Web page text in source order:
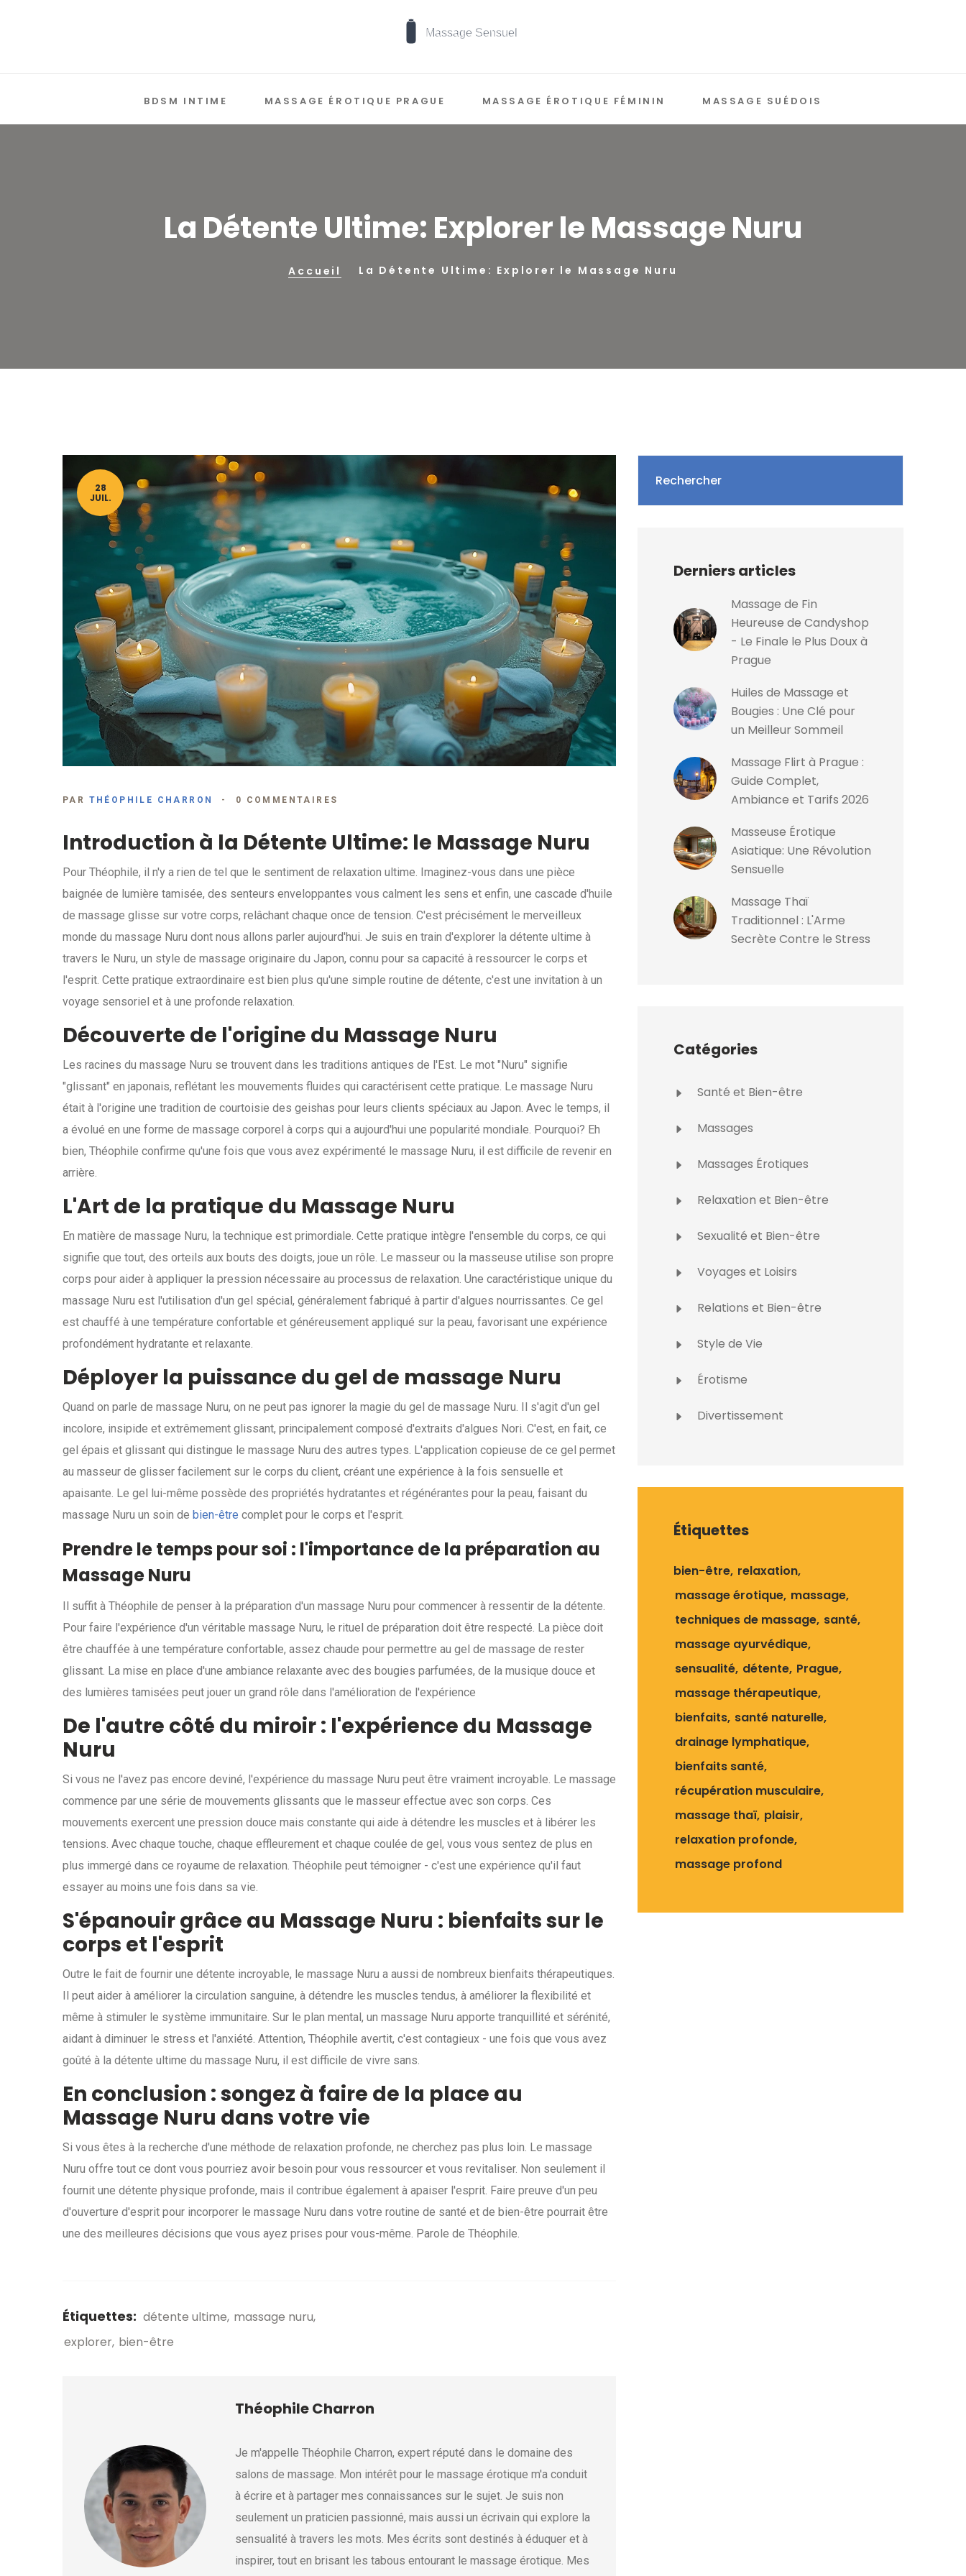
BDSM INTIME MASSAGE ÉROTIQUE PRAGUE MASSAGE ÉROTIQUE FÉMININ MASSAGE SUÉDOIS
La Détente Ultime: Explorer le Massage Nuru
Accueil La Détente Ultime: Explorer le Massage Nuru
28
JUIL.
PAR THÉOPHILE CHARRON 0 COMMENTAIRES
Introduction à la Détente Ultime: le Massage Nuru
Pour Théophile, il n'y a rien de tel que le sentiment de relaxation ultime. Imaginez-vous dans une pièce
baignée de lumière tamisée, des senteurs enveloppantes vous calment les sens et enfin, une cascade d'huile
de massage glisse sur votre corps, relâchant chaque once de tension. C'est précisément le merveilleux
monde du massage Nuru dont nous allons parler aujourd'hui. Je suis en train d'explorer la détente ultime à
travers le Nuru, un style de massage originaire du Japon, connu pour sa capacité à ressourcer le corps et
l'esprit. Cette pratique extraordinaire est bien plus qu'une simple routine de détente, c'est une invitation à un
voyage sensoriel et à une profonde relaxation.
Découverte de l'origine du Massage Nuru
Les racines du massage Nuru se trouvent dans les traditions antiques de l'Est. Le mot "Nuru" signifie
"glissant" en japonais, reflétant les mouvements fluides qui caractérisent cette pratique. Le massage Nuru
était à l'origine une tradition de courtoisie des geishas pour leurs clients spéciaux au Japon. Avec le temps, il
a évolué en une forme de massage corporel à corps qui a aujourd'hui une popularité mondiale. Pourquoi? Eh
bien, Théophile confirme qu'une fois que vous avez expérimenté le massage Nuru, il est difficile de revenir en
arrière.
L'Art de la pratique du Massage Nuru
En matière de massage Nuru, la technique est primordiale. Cette pratique intègre l'ensemble du corps, ce qui
signifie que tout, des orteils aux bouts des doigts, joue un rôle. Le masseur ou la masseuse utilise son propre
corps pour aider à appliquer la pression nécessaire au processus de relaxation. Une caractéristique unique du
massage Nuru est l'utilisation d'un gel spécial, généralement fabriqué à partir d'algues nourrissantes. Ce gel
est chauffé à une température confortable et généreusement appliqué sur la peau, favorisant une expérience
profondément hydratante et relaxante.
Déployer la puissance du gel de massage Nuru
Quand on parle de massage Nuru, on ne peut pas ignorer la magie du gel de massage Nuru. Il s'agit d'un gel
incolore, insipide et extrêmement glissant, principalement composé d'extraits d'algues Nori. C'est, en fait, ce
gel épais et glissant qui distingue le massage Nuru des autres types. L'application copieuse de ce gel permet
au masseur de glisser facilement sur le corps du client, créant une expérience à la fois sensuelle et
apaisante. Le gel lui-même possède des propriétés hydratantes et régénérantes pour la peau, faisant du
massage Nuru un soin de bien-être complet pour le corps et l'esprit.
Prendre le temps pour soi : l'importance de la préparation au
Massage Nuru
Il suffit à Théophile de penser à la préparation d'un massage Nuru pour commencer à ressentir de la détente.
Pour faire l'expérience d'un véritable massage Nuru, le rituel de préparation doit être respecté. La pièce doit
être chauffée à une température confortable, assez chaude pour permettre au gel de massage de rester
glissant. La mise en place d'une ambiance relaxante avec des bougies parfumées, de la musique douce et
des lumières tamisées peut jouer un grand rôle dans l'amélioration de l'expérience
De l'autre côté du miroir : l'expérience du Massage
Nuru
Si vous ne l'avez pas encore deviné, l'expérience du massage Nuru peut être vraiment incroyable. Le massage
commence par une série de mouvements glissants que le masseur effectue avec son corps. Ces
mouvements exercent une pression douce mais constante qui aide à détendre les muscles et à libérer les
tensions. Avec chaque touche, chaque effleurement et chaque coulée de gel, vous vous sentez de plus en
plus immergé dans ce royaume de relaxation. Théophile peut témoigner - c'est une expérience qu'il faut
essayer au moins une fois dans sa vie.
S'épanouir grâce au Massage Nuru : bienfaits sur le
corps et l'esprit
Outre le fait de fournir une détente incroyable, le massage Nuru a aussi de nombreux bienfaits thérapeutiques.
Il peut aider à améliorer la circulation sanguine, à détendre les muscles tendus, à améliorer la flexibilité et
même à stimuler le système immunitaire. Sur le plan mental, un massage Nuru apporte tranquillité et sérénité,
aidant à diminuer le stress et l'anxiété. Attention, Théophile avertit, c'est contagieux - une fois que vous avez
goûté à la détente ultime du massage Nuru, il est difficile de vivre sans.
En conclusion : songez à faire de la place au
Massage Nuru dans votre vie
Si vous êtes à la recherche d'une méthode de relaxation profonde, ne cherchez pas plus loin. Le massage
Nuru offre tout ce dont vous pourriez avoir besoin pour vous ressourcer et vous revitaliser. Non seulement il
fournit une détente physique profonde, mais il contribue également à apaiser l'esprit. Faire preuve d'un peu
d'ouverture d'esprit pour incorporer le massage Nuru dans votre routine de santé et de bien-être pourrait être
une des meilleures décisions que vous ayez prises pour vous-même. Parole de Théophile.
Étiquettes: détente ultime massage nuru
explorer bien-être
Théophile Charron
Je m'appelle Théophile Charron, expert réputé dans le domaine des
salons de massage. Mon intérêt pour le massage érotique m'a conduit
à écrire et à partager mes connaissances sur le sujet. Je suis non
seulement un praticien passionné, mais aussi un écrivain qui explore la
sensualité à travers les mots. Mes écrits sont destinés à éduquer et à
inspirer, tout en brisant les tabous entourant le massage érotique. Mes
Rechercher
Derniers articles
Massage de Fin
Heureuse de Candyshop
- Le Finale le Plus Doux à
Prague
Huiles de Massage et
Bougies : Une Clé pour
un Meilleur Sommeil
Massage Flirt à Prague :
Guide Complet,
Ambiance et Tarifs 2026
Masseuse Érotique
Asiatique: Une Révolution
Sensuelle
Massage Thaï
Traditionnel : L'Arme
Secrète Contre le Stress
Catégories
Santé et Bien-être
Massages
Massages Érotiques
Relaxation et Bien-être
Sexualité et Bien-être
Voyages et Loisirs
Relations et Bien-être
Style de Vie
Érotisme
Divertissement
Étiquettes
bien-être relaxation
massage érotique massage
techniques de massage santé
massage ayurvédique
sensualité détente Prague
massage thérapeutique
bienfaits santé naturelle
drainage lymphatique
bienfaits santé
récupération musculaire
massage thaï plaisir
relaxation profonde
massage profond